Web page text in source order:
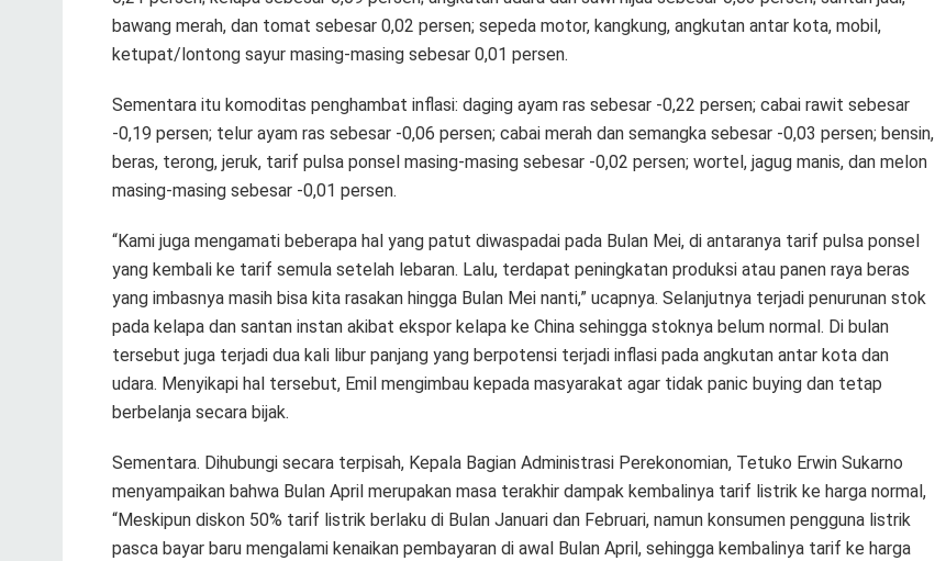
bawang merah, dan tomat sebesar 0,02 persen; sepeda motor, kangkung, angkutan antar kota, mobil,
ketupat/lontong sayur masing-masing sebesar 0,01 persen.
Sementara itu komoditas penghambat inflasi: daging ayam ras sebesar -0,22 persen; cabai rawit sebesar
-0,19 persen; telur ayam ras sebesar -0,06 persen; cabai merah dan semangka sebesar -0,03 persen; bensin,
beras, terong, jeruk, tarif pulsa ponsel masing-masing sebesar -0,02 persen; wortel, jagug manis, dan melon
masing-masing sebesar -0,01 persen.
“Kami juga mengamati beberapa hal yang patut diwaspadai pada Bulan Mei, di antaranya tarif pulsa ponsel
yang kembali ke tarif semula setelah lebaran. Lalu, terdapat peningkatan produksi atau panen raya beras
yang imbasnya masih bisa kita rasakan hingga Bulan Mei nanti,” ucapnya. Selanjutnya terjadi penurunan stok
pada kelapa dan santan instan akibat ekspor kelapa ke China sehingga stoknya belum normal. Di bulan
tersebut juga terjadi dua kali libur panjang yang berpotensi terjadi inflasi pada angkutan antar kota dan
udara. Menyikapi hal tersebut, Emil mengimbau kepada masyarakat agar tidak panic buying dan tetap
berbelanja secara bijak.
Sementara. Dihubungi secara terpisah, Kepala Bagian Administrasi Perekonomian, Tetuko Erwin Sukarno
menyampaikan bahwa Bulan April merupakan masa terakhir dampak kembalinya tarif listrik ke harga normal,
“Meskipun diskon 50% tarif listrik berlaku di Bulan Januari dan Februari, namun konsumen pengguna listrik
pasca bayar baru mengalami kenaikan pembayaran di awal Bulan April, sehingga kembalinya tarif ke harga